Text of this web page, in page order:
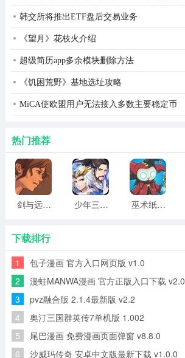
韩交所将推出ETF盘后交易业务
《望月》花枝火介绍
超级简历app多余模块删除方法
《饥困荒野》基地选址攻略
MiCA使欧盟用户无法接入多数主要稳定币
热门推荐
剑与远行人全角色版 vv1.14 少年三国志2无限元宝版最新版 vv5.3.9 巫术纸牌游戏 vv1.1.14
下载排行
1 包子漫画 官方入口网页版 v1.0
2 漫蛙MANWA漫画 官方正版入口下载 v2.0
3 pvz融合版 2.1.4最新版 v2.2
4 奥汀三国群英传7单机版 1.002
5 尾巴漫画 免费漫画页面弹窗 v8.8.0
6 沙威玛传奇 安卓中文版最新下载 v1.0.0